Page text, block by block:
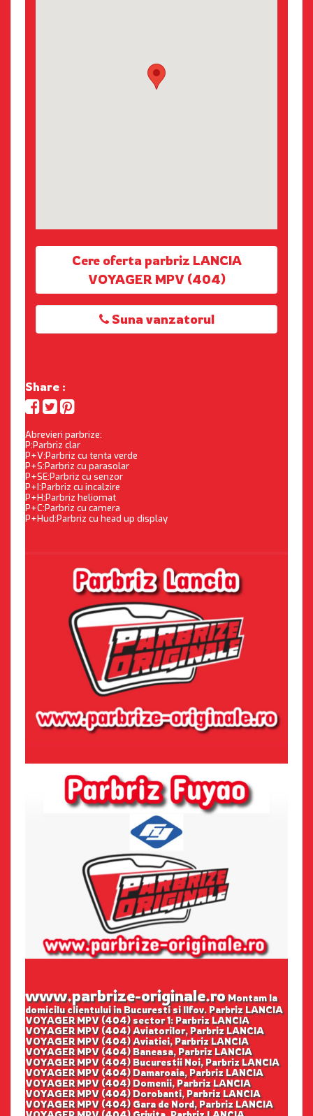
Cere oferta parbriz LANCIA
VOYAGER MPV (404)
Suna vanzatorul
Share :
Abrevieri parbrize:
P:Parbriz clar
P+V:Parbriz cu tenta verde
P+S:Parbriz cu parasolar
P+SE:Parbriz cu senzor
P+I:Parbriz cu incalzire
P+H:Parbriz heliomat
P+C:Parbriz cu camera
P+Hud:Parbriz cu head up display
www.parbrize-originale.roMontam la
domicilu clientului in Bucuresti si Ilfov. Parbriz LANCIA
VOYAGER MPV (404) sector 1: Parbriz LANCIA
VOYAGER MPV (404) Aviatorilor, Parbriz LANCIA
VOYAGER MPV (404) Aviatiei, Parbriz LANCIA
VOYAGER MPV (404) Baneasa, Parbriz LANCIA
VOYAGER MPV (404) Bucurestii Noi, Parbriz LANCIA
VOYAGER MPV (404) Damaroaia, Parbriz LANCIA
VOYAGER MPV (404) Domenii, Parbriz LANCIA
VOYAGER MPV (404) Dorobanti, Parbriz LANCIA
VOYAGER MPV (404) Gara de Nord, Parbriz LANCIA